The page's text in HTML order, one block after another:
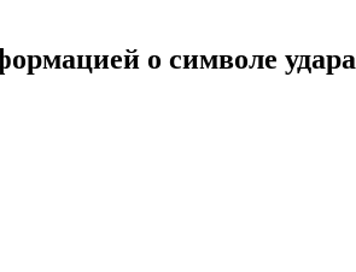
о символе удара